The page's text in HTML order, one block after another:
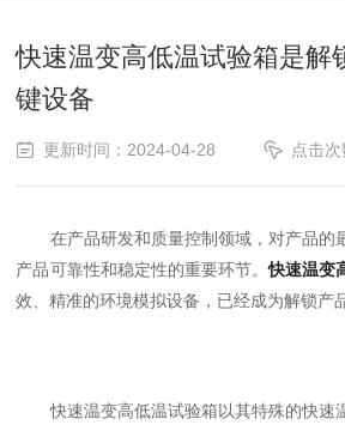
快速温变高低温试验箱是解
键设备
更新时间：2024-04-28 点击
在产品研发和质量控制领域，对产品的
产品可靠性和稳定性的重要环节。快速温变
效、精准的环境模拟设备，已经成为解锁产
快速温变高低温试验箱以其特殊的快速